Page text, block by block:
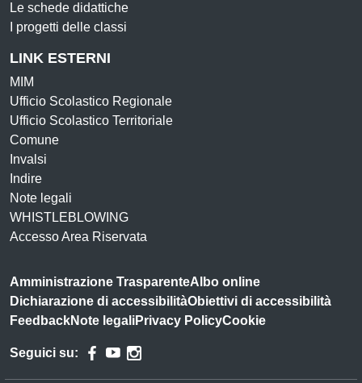
Le schede didattiche
I progetti delle classi
LINK ESTERNI
MIM
Ufficio Scolastico Regionale
Ufficio Scolastico Territoriale
Comune
Invalsi
Indire
Note legali
WHISTLEBLOWING
Accesso Area Riservata
Amministrazione TrasparenteAlbo online
Dichiarazione di accessibilitàObiettivi di accessibilità
FeedbackNote legaliPrivacy PolicyCookie
Seguici su: